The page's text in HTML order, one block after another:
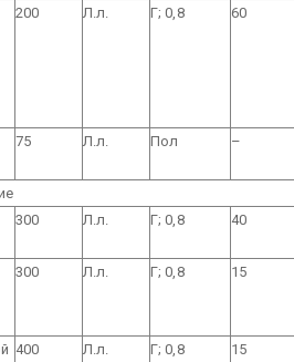
200 Л.л. Г; 0,8 60
75 Л.л. Пол –
300 Л.л. Г; 0,8 40
300 Л.л. Г; 0,8 15
400 Л.л. Г; 0,8 15